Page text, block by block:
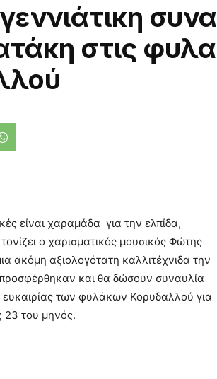
στις
είναι χαραμάδα για την ελπίδα,
ο χαρισματικός μουσικός Φώτης
ακόμη αξιολογότατη καλλιτέχνιδα την
και θα δώσουν συναυλία
ευκαιρίας των φυλάκων Κορυδαλλού για
23 του μηνός.